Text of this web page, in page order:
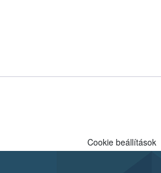
Cookie beállítások